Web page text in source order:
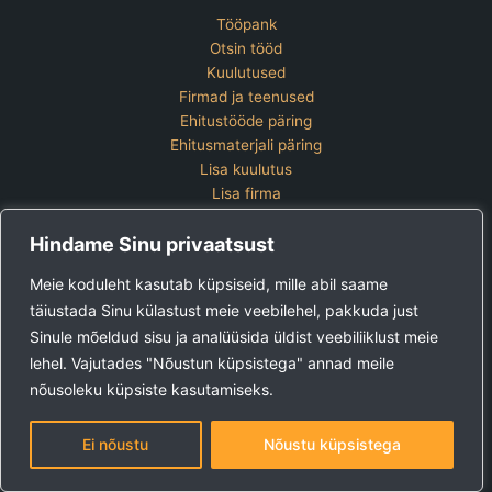
Hindame Sinu privaatsust
Meie koduleht kasutab küpsiseid, mille abil saame
täiustada Sinu külastust meie veebilehel, pakkuda just
Sinule mõeldud sisu ja analüüsida üldist veebiliiklust meie
lehel. Vajutades "Nõustun küpsistega" annad meile
nõusoleku küpsiste kasutamiseks.
Ei nõustu Nõustu küpsistega
Tööpank
Otsin tööd
Kuulutused
Firmad ja teenused
Ehitustööde päring
Ehitusmaterjali päring
Lisa kuulutus
Lisa firma
Kontakt
Lisa kuulutus
Vaata ettevõtete pakette
Ehitus24 OÜ
Tel:+372 5123 867 (E-R 9-15)
E-post: kuulutused@ehitus24.ee
Copyright © 2026 Ehitus24